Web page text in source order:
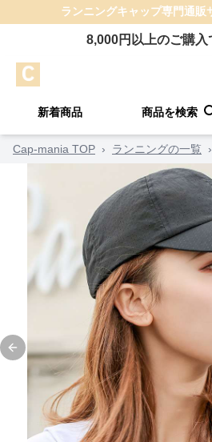
ランニングキャップ専門通販
8,000円以上のご購
新着商品 商品を検索
Cap-mania TOP › ランニングの一覧 ›
Previous slide